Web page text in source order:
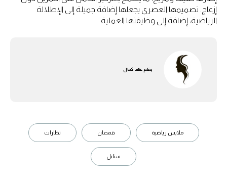
إزعاج. تصميمها العصري يجعلها إضافة جميلة إلى الإطلالة
الرياضية، إضافة إلى وظيفتها العملية.
بقلمعهد كمال
ملابس رياضية قمصان نظارات
ستايل